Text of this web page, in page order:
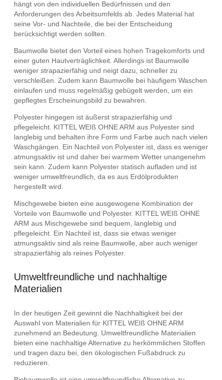
hängt von den individuellen Bedürfnissen und den
Anforderungen des Arbeitsumfelds ab. Jedes Material hat
seine Vor- und Nachteile, die bei der Entscheidung
berücksichtigt werden sollten.
Baumwolle bietet den Vorteil eines hohen Tragekomforts und
einer guten Hautverträglichkeit. Allerdings ist Baumwolle
weniger strapazierfähig und neigt dazu, schneller zu
verschleißen. Zudem kann Baumwolle bei häufigem Waschen
einlaufen und muss regelmäßig gebügelt werden, um ein
gepflegtes Erscheinungsbild zu bewahren.
Polyester hingegen ist äußerst strapazierfähig und
pflegeleicht. KITTEL WEIß OHNE ARM aus Polyester sind
langlebig und behalten ihre Form und Farbe auch nach vielen
Waschgängen. Ein Nachteil von Polyester ist, dass es weniger
atmungsaktiv ist und daher bei warmem Wetter unangenehm
sein kann. Zudem kann Polyester statisch aufladen und ist
weniger umweltfreundlich, da es aus Erdölprodukten
hergestellt wird.
Mischgewebe bieten eine ausgewogene Kombination der
Vorteile von Baumwolle und Polyester. KITTEL WEIß OHNE
ARM aus Mischgewebe sind bequem, langlebig und
pflegeleicht. Ein Nachteil ist, dass sie etwas weniger
atmungsaktiv sind als reine Baumwolle, aber auch weniger
strapazierfähig als reines Polyester.
Umweltfreundliche und nachhaltige
Materialien
In der heutigen Zeit gewinnt die Nachhaltigkeit bei der
Auswahl von Materialien für KITTEL WEIß OHNE ARM
zunehmend an Bedeutung. Umweltfreundliche Materialien
bieten eine nachhaltige Alternative zu herkömmlichen Stoffen
und tragen dazu bei, den ökologischen Fußabdruck zu
reduzieren.